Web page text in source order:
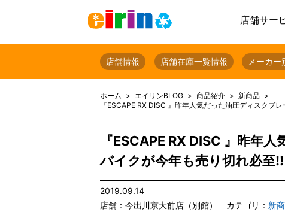
店舗サー
店舗情報 店舗在庫一覧情報 メーカー
ホーム エイリンBLOG 商品紹介
新商品
『ESCAPE RX DISC 』昨年人気だった油圧ディスクブ
『ESCAPE RX DISC 』昨年
バイクが今年も売り切れ必至
2019.09.14
店舗：今出川京大前店（別館）
カテゴリ： 新